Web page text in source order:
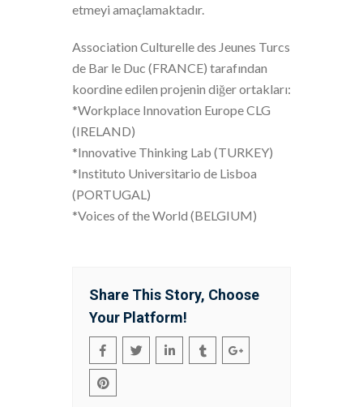
etmeyi amaçlamaktadır.
Association Culturelle des Jeunes Turcs
de Bar le Duc (FRANCE) tarafından
koordine edilen projenin diğer ortakları:
*Workplace Innovation Europe CLG
(IRELAND)
*Innovative Thinking Lab (TURKEY)
*Instituto Universitario de Lisboa
(PORTUGAL)
*Voices of the World (BELGIUM)
Share This Story, Choose
Your Platform!